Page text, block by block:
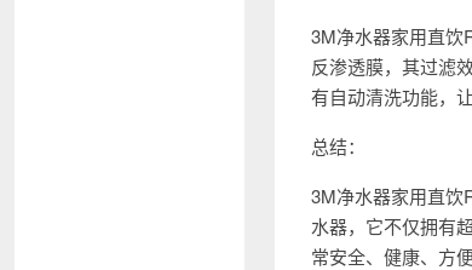
3M净水器家用直饮
反渗透膜，其过滤
有自动清洗功能，
总结：
3M净水器家用直饮
水器，它不仅拥有
常安全、健康、方